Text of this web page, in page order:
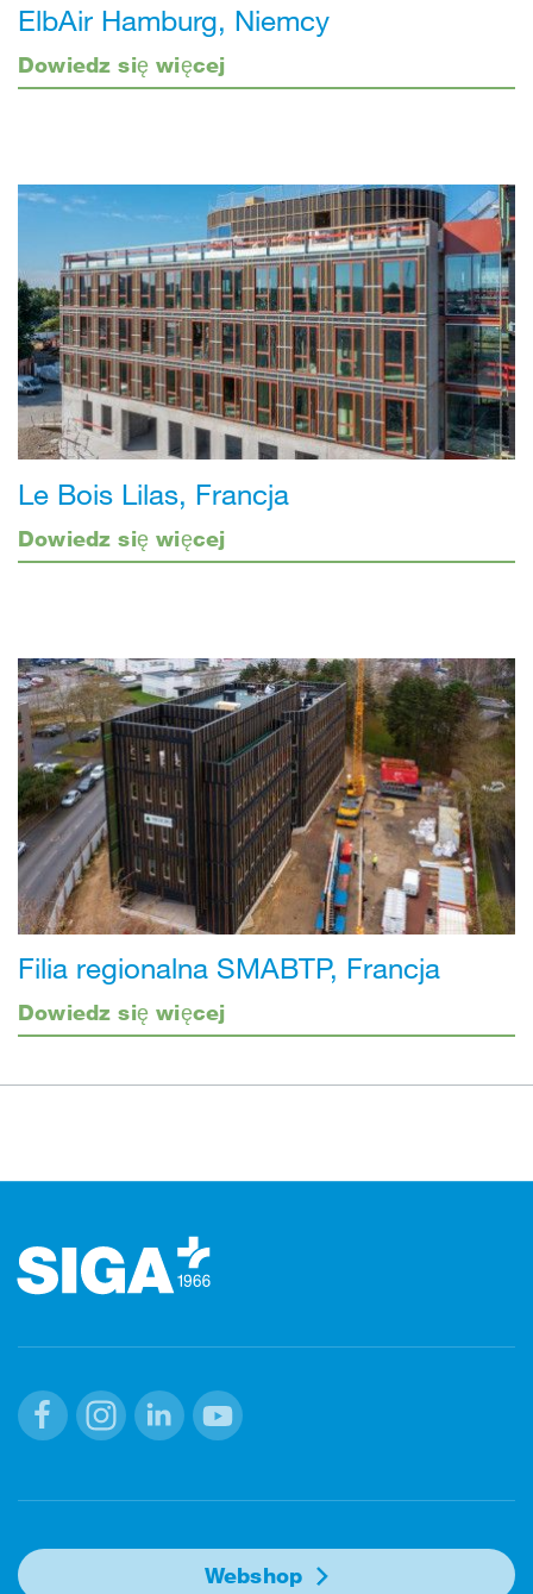
ElbAir Hamburg, Niemcy
Dowiedz się więcej
Le Bois Lilas, Francja
Dowiedz się więcej
Filia regionalna SMABTP, Francja
Dowiedz się więcej
Webshop